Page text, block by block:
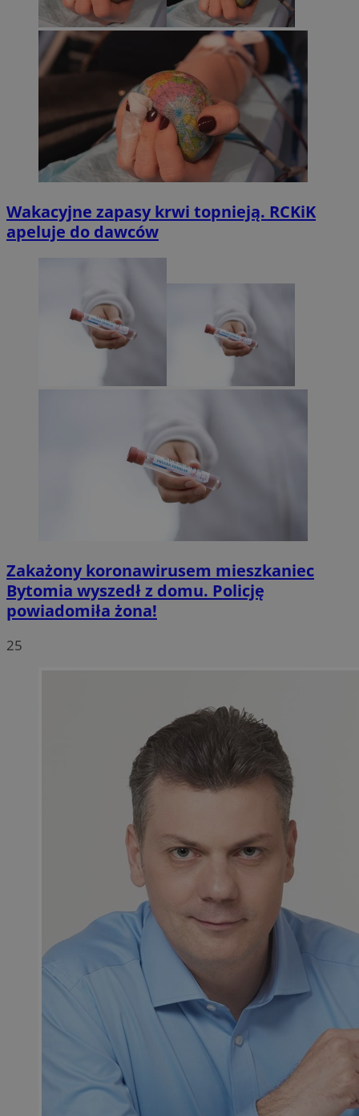
Wakacyjne zapasy krwi topnieją. RCKiK
apeluje do dawców
Zakażony koronawirusem mieszkaniec
Bytomia wyszedł z domu. Policję
powiadomiła żona!
25